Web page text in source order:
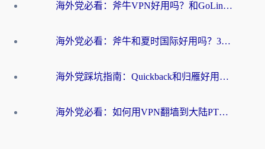
海外党必看：斧牛VPN好用吗？和GoLinkVPN对比哪个回国效果更好？
海外党必看：斧牛和夏时国际好用吗？3步选对回国加速器，无缝刷国内资源
海外党踩坑指南：Quickback和归雁好用吗？选对加速器才能无缝刷国内资源
海外党必看：如何用VPN翻墙到大陆PTT？一篇解决你所有回国加速痛点